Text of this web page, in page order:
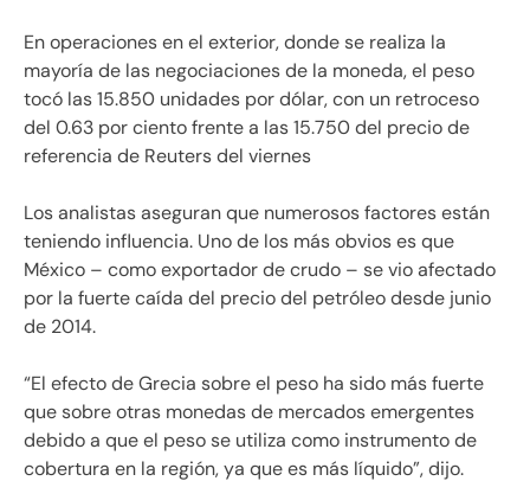
En operaciones en el exterior, donde se realiza la
mayoría de las negociaciones de la moneda, el peso
tocó las 15.850 unidades por dólar, con un retroceso
del 0.63 por ciento frente a las 15.750 del precio de
referencia de Reuters del viernes
Los analistas aseguran que numerosos factores están
teniendo influencia. Uno de los más obvios es que
México – como exportador de crudo – se vio afectado
por la fuerte caída del precio del petróleo desde junio
de 2014.
“El efecto de Grecia sobre el peso ha sido más fuerte
que sobre otras monedas de mercados emergentes
debido a que el peso se utiliza como instrumento de
cobertura en la región, ya que es más líquido”, dijo.